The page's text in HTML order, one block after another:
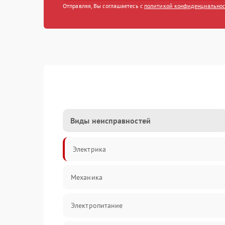
Отправляя, Вы соглашаетесь с политикой
Виды неисправностей
Электрика
Механика
Электропитание